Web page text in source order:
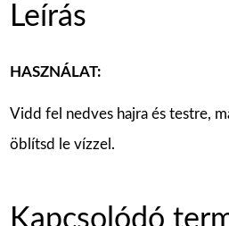
Leírás
HASZNÁLAT:
Vidd fel nedves hajra és testre,
öblítsd le vízzel.
Kapcsolódó